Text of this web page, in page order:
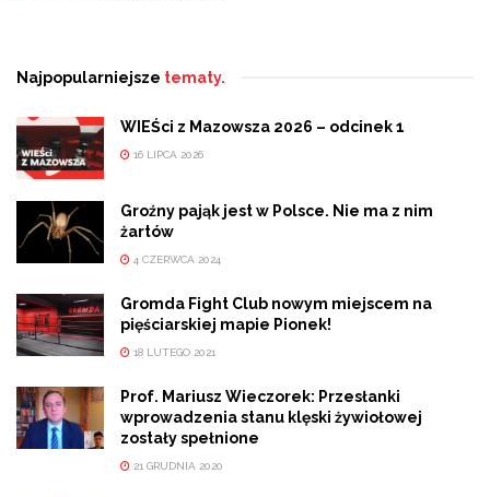
Najpopularniejsze tematy.
WIEŚci z Mazowsza 2026 – odcinek 1
16 LIPCA 2026
Groźny pająk jest w Polsce. Nie ma z nim
żartów
4 CZERWCA 2024
Gromda Fight Club nowym miejscem na
pięściarskiej mapie Pionek!
18 LUTEGO 2021
Prof. Mariusz Wieczorek: Przesłanki
wprowadzenia stanu klęski żywiołowej
zostały spełnione
21 GRUDNIA 2020